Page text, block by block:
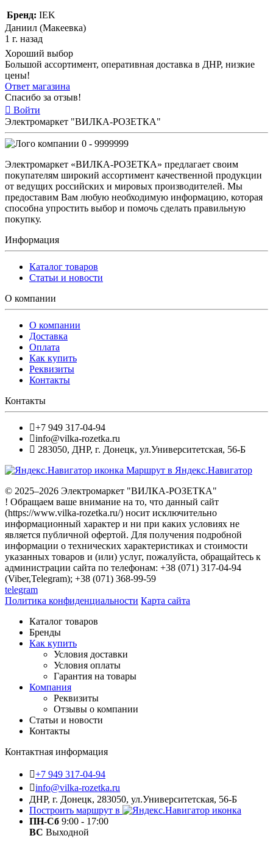
Бренд: IEK
Даниил (Макеевка)
1 г. назад
Хороший выбор
Большой ассортимент, оперативная доставка в ДНР, низкие
цены!
Ответ магазина
Спасибо за отзыв!
Войти
Электромаркет "ВИЛКА-РОЗЕТКА"
0 - 9999999
Электромаркет «ВИЛКА-РОЗЕТКА» предлагает своим
покупателям широкий ассортимент качественной продукции
от ведущих российских и мировых производителей. Мы
предоставим Вам любую необходимую информацию, которая
способна упростить выбор и помочь сделать правильную
покупку.
Информация
Каталог товаров
Статьи и новости
О компании
О компании
Доставка
Оплата
Как купить
Реквизиты
Контакты
Контакты
+7 949 317-04-94
info@vilka-rozetka.ru
283050, ДНР, г. Донецк, ул.Университетская, 56-Б
Маршрут в Яндекс.Навигатор
© 2025–2026 Электромаркет "ВИЛКА-РОЗЕТКА"
! Обращаем ваше внимание на то, что данный сайт
(https://www.vilka-rozetka.ru/) носит исключительно
информационный характер и ни при каких условиях не
является публичной офертой. Для получения подробной
информации о технических характеристиках и стоимости
указанных товаров и (или) услуг, пожалуйста, обращайтесь к
администрации сайта по телефонам: +38 (071) 317-04-94
(Viber,Telegram); +38 (071) 368-99-59
telegram
Политика конфиденциальности Карта сайта
Каталог товаров
Бренды
Как купить
Условия доставки
Условия оплаты
Гарантия на товары
Компания
Реквизиты
Отзывы о компании
Статьи и новости
Контакты
Контактная информация
+7 949 317-04-94
info@vilka-rozetka.ru
ДНР, г. Донецк, 283050, ул.Университетская, 56-Б
Построить маршрут в
ПН-Сб 9:00 - 17:00
ВС Выходной